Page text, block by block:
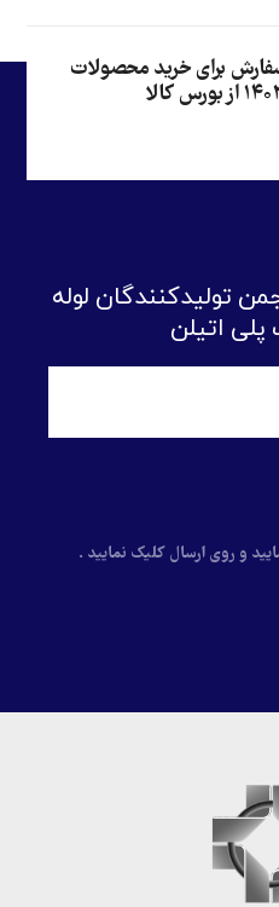
برای خرید محصولات
تولیدکنندگان لوله
پلی اتیلن
و روی ارسال کلیک نمایید .